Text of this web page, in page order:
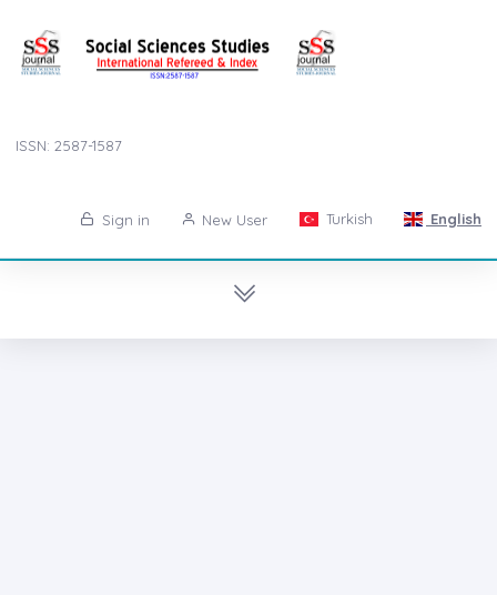
ISSN: 2587-1587
Sign in New User Turkish English